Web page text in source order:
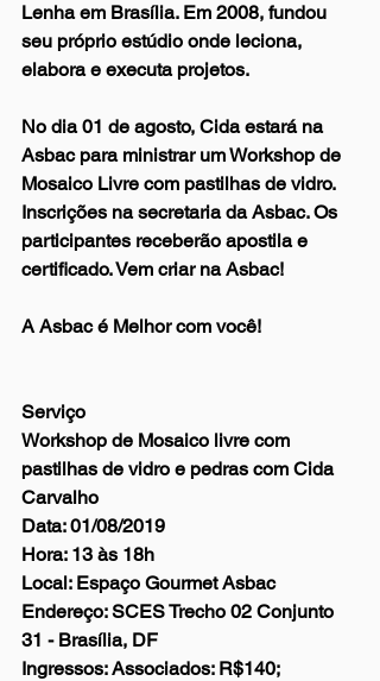
Lenha em Brasília. Em 2008, fundou
seu próprio estúdio onde leciona,
elabora e executa projetos.
No dia 01 de agosto, Cida estará na
Asbac para ministrar um Workshop de
Mosaico Livre com pastilhas de vidro.
Inscrições na secretaria da Asbac. Os
participantes receberão apostila e
certificado. Vem criar na Asbac!
A Asbac é Melhor com você!
Serviço
Workshop de Mosaico livre com
pastilhas de vidro e pedras com Cida
Carvalho
Data: 01/08/2019
Hora: 13 às 18h
Local: Espaço Gourmet Asbac
Endereço: SCES Trecho 02 Conjunto
31 - Brasília, DF
Ingressos: Associados: R$140;